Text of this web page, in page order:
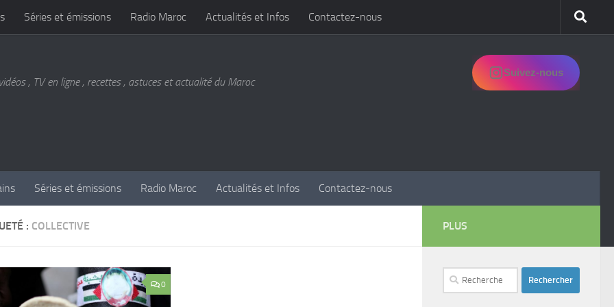
Séries et émissions Radio Maroc Actualités et Infos Contactez-nous
, TV en ligne , recettes , astuces et actualité du Maroc
Suivez-nous
Séries et émissions Radio Maroc Actualités et Infos Contactez-nous
: COLLECTIVE
0
PLUS
Rechercher :